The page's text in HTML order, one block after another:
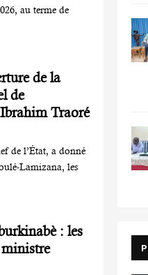
au terme de
de la
de
Traoré
de l’État, a donné
Lamizana, les
: les
ministre